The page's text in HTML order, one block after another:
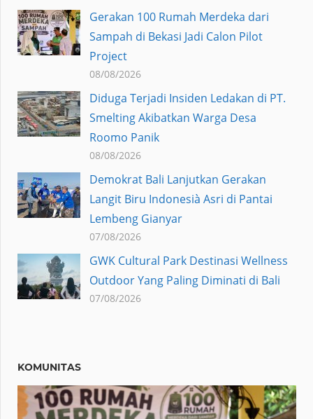
Gerakan 100 Rumah Merdeka dari
Sampah di Bekasi Jadi Calon Pilot
Project
08/08/2026
Diduga Terjadi Insiden Ledakan di PT.
Smelting Akibatkan Warga Desa
Roomo Panik
08/08/2026
Demokrat Bali Lanjutkan Gerakan
Langit Biru Indonesià Asri di Pantai
Lembeng Gianyar
07/08/2026
GWK Cultural Park Destinasi Wellness
Outdoor Yang Paling Diminati di Bali
07/08/2026
KOMUNITAS